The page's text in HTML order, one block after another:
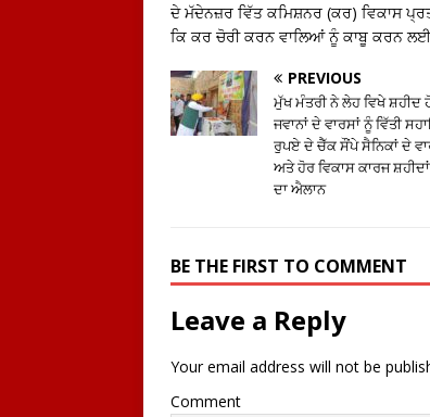
ਦੇ ਮੱਦੇਨਜ਼ਰ ਵਿੱਤ ਕਮਿਸ਼ਨਰ (ਕਰ) ਵਿਕਾਸ
ਕਿ ਕਰ ਚੋਰੀ ਕਰਨ ਵਾਲਿਆਂ ਨੂੰ ਕਾਬੂ ਕਰਨ
PREVIOUS
ਮੁੱਖ ਮੰਤਰੀ ਨੇ ਲੇਹ ਵਿਖੇ ਸ਼ਹੀਦ
ਜਵਾਨਾਂ ਦੇ ਵਾਰਸਾਂ ਨੂੰ ਵਿੱਤੀ
ਰੁਪਏ ਦੇ ਚੈੱਕ ਸੌਂਪੇ ਸੈਨਿਕਾਂ ਦੇ
ਅਤੇ ਹੋਰ ਵਿਕਾਸ ਕਾਰਜ
ਦਾ ਐਲਾਨ
BE THE FIRST TO COMMENT
Leave a Reply
Your email address will not be
Comment